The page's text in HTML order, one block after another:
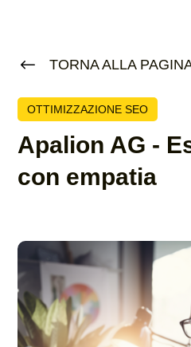
# TORNA ALLA
OTTIMIZZAZIONE SEO
Apalion AG -
con empatia